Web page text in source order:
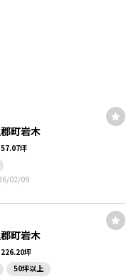
町岩木
57.07坪
02/09
町岩木
226.20坪
50坪以上